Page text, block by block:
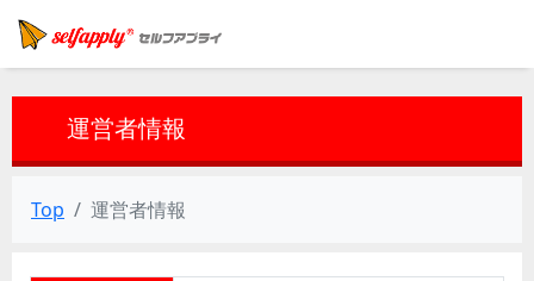
運営者情報
Top 運営者情報